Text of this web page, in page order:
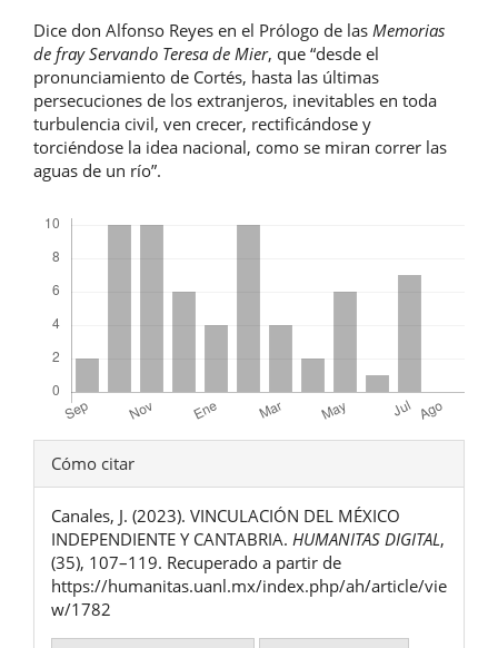
Dice don Alfonso Reyes en el Prólogo de las Memorias
de fray Servando Teresa de Mier, que “desde el
pronunciamiento de Cortés, hasta las últimas
persecuciones de los extranjeros, inevitables en toda
turbulencia civil, ven crecer, rectificándose y
torciéndose la idea nacional, como se miran correr las
aguas de un río”.
Detalles
del
artículo
Cómo citar
Canales, J. (2023). VINCULACIÓN DEL MÉXICO
INDEPENDIENTE Y CANTABRIA. HUMANITAS DIGITAL,
(35), 107–119. Recuperado a partir de
https://humanitas.uanl.mx/index.php/ah/article/vie
w/1782